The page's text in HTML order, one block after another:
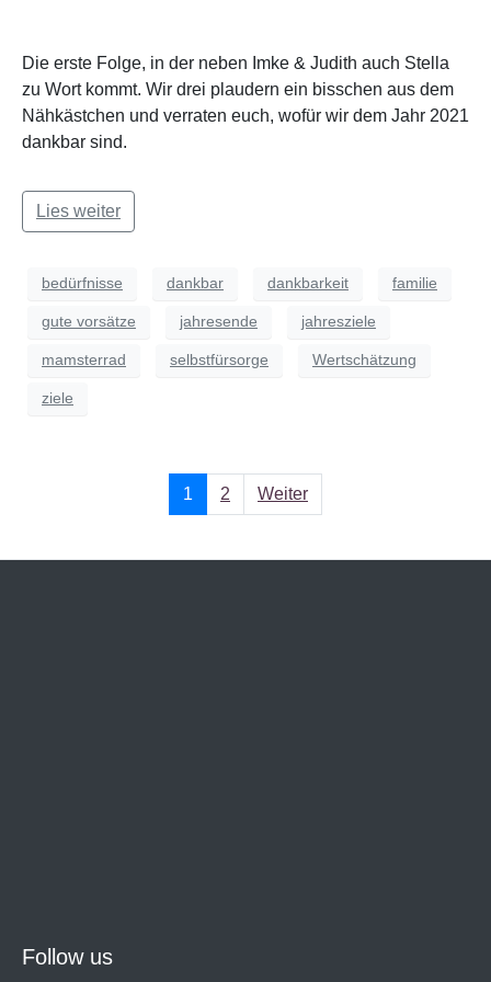
Die erste Folge, in der neben Imke & Judith auch Stella
zu Wort kommt. Wir drei plaudern ein bisschen aus dem
Nähkästchen und verraten euch, wofür wir dem Jahr 2021
dankbar sind.
Lies weiter
bedürfnisse dankbar dankbarkeit familie
gute vorsätze jahresende jahresziele
mamsterrad selbstfürsorge Wertschätzung
ziele
1 2 Weiter
Follow us